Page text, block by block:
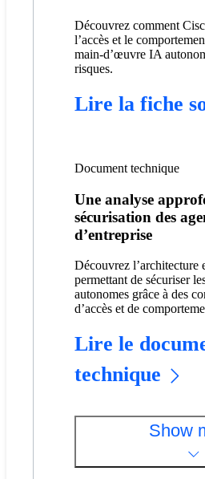
Découvrez comment
l’accès et le
main-d’œuvre IA
risques.
Lire la fiche
Document technique
Une analyse
sécurisation des
d’entreprise
Découvrez l’architecture
permettant de sécuriser
autonomes grâce à des
d’accès et de
Lire le
technique
Show